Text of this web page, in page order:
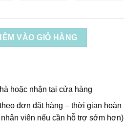
VÀO GIỎ HÀNG
hoặc nhận tại cửa hàng
đơn đặt hàng – thời gian hoàn
viên nếu cần hỗ trợ sớm hơn)